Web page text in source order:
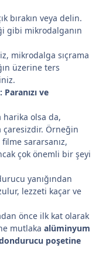
bırakın veya delin.
gibi mikrodalganın
mikrodalga sıçrama
üzerine ters
ve
harika olsa da,
çaresizdir. Örneğin
sararsanız,
çok önemli bir şeyi
yanığından
lezzeti kaçar ve
önce ilk kat olarak
mutlaka alüminyum
poşetine